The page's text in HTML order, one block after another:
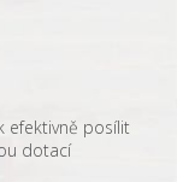
efektivně posílit
dotací